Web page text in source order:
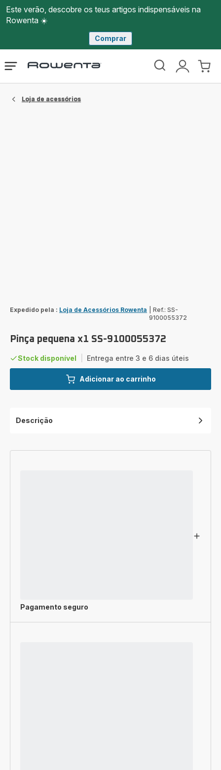
Este verão, descobre os teus artigos indispensáveis na
Rowenta ☀️
Comprar
Página
Rowenta
O
Abrir
Loja de acessórios​
Expedido pela : Loja de Acessórios Rowenta
Ref.: SS-
9100055372
Pinça pequena x1 SS-9100055372
Stock disponível Entrega entre 3 e 6 dias úteis
Adicionar ao carrinho
Descrição
Pagamento seguro